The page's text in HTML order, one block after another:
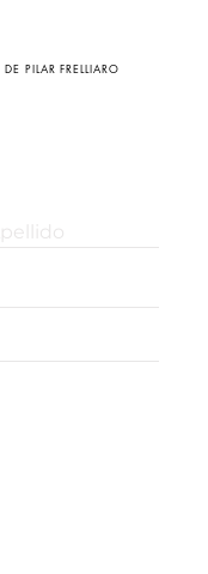
PILAR FRELLIARO